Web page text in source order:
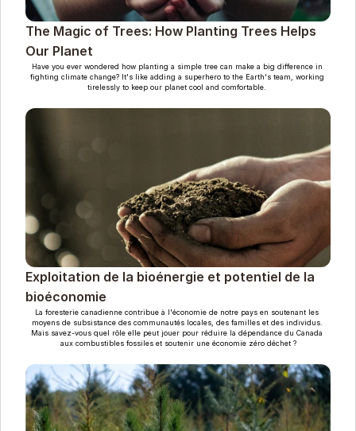
The Magic of Trees: How Planting Trees Helps
Our Planet
Have you ever wondered how planting a simple tree can make a big difference in
fighting climate change? It's like adding a superhero to the Earth's team, working
tirelessly to keep our planet cool and comfortable.
Exploitation de la bioénergie et potentiel de la
bioéconomie
La foresterie canadienne contribue à l'économie de notre pays en soutenant les
moyens de subsistance des communautés locales, des familles et des individus.
Mais savez-vous quel rôle elle peut jouer pour réduire la dépendance du Canada
aux combustibles fossiles et soutenir une économie zéro déchet ?